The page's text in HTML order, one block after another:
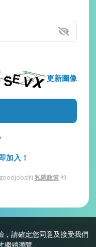
請確定您同意及接受我們
繼續瀏覽。
更新圖像
加入！
的 私隱政策和
條款及細則